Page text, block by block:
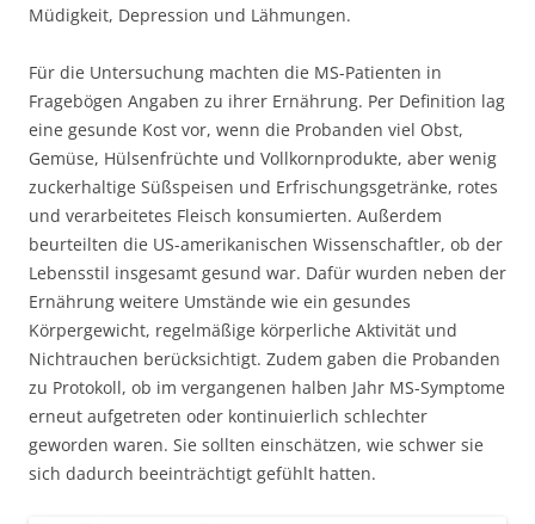
Müdigkeit, Depression und Lähmungen.
Für die Untersuchung machten die MS-Patienten in
Fragebögen Angaben zu ihrer Ernährung. Per Definition lag
eine gesunde Kost vor, wenn die Probanden viel Obst,
Gemüse, Hülsenfrüchte und Vollkornprodukte, aber wenig
zuckerhaltige Süßspeisen und Erfrischungsgetränke, rotes
und verarbeitetes Fleisch konsumierten. Außerdem
beurteilten die US-amerikanischen Wissenschaftler, ob der
Lebensstil insgesamt gesund war. Dafür wurden neben der
Ernährung weitere Umstände wie ein gesundes
Körpergewicht, regelmäßige körperliche Aktivität und
Nichtrauchen berücksichtigt. Zudem gaben die Probanden
zu Protokoll, ob im vergangenen halben Jahr MS-Symptome
erneut aufgetreten oder kontinuierlich schlechter
geworden waren. Sie sollten einschätzen, wie schwer sie
sich dadurch beeinträchtigt gefühlt hatten.